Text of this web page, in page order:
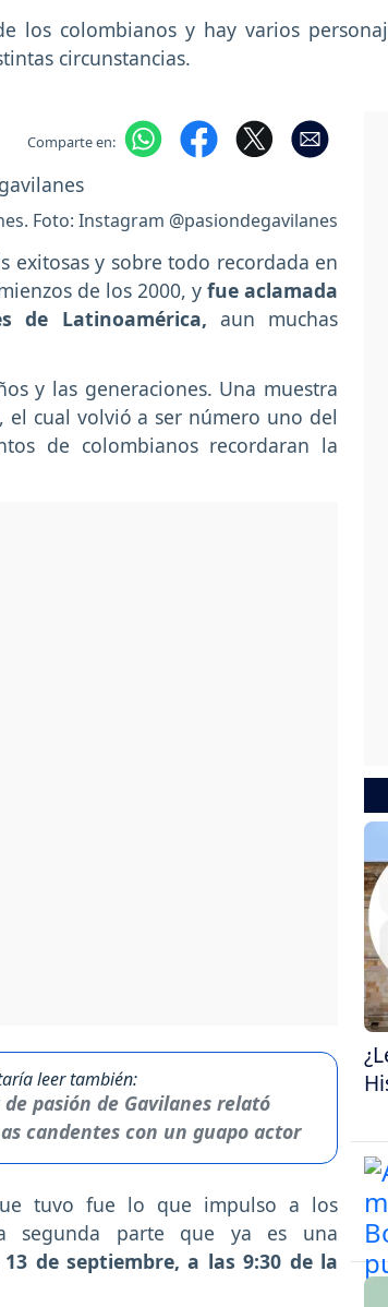
los colombianos y hay varios
circunstancias.
Comparte en:
Foto: Instagram @pasiondegavilanes
exitosas y sobre todo recordada en
de los 2000, y fue aclamada
de Latinoamérica, aun muchas
y las generaciones. Una muestra
cual volvió a ser número uno del
de colombianos recordaran la
leer también:
pasión de Gavilanes relató
candentes con un guapo actor
tuvo fue lo que impulso a los
segunda parte que ya es una
de septiembre, a las 9:30 de la